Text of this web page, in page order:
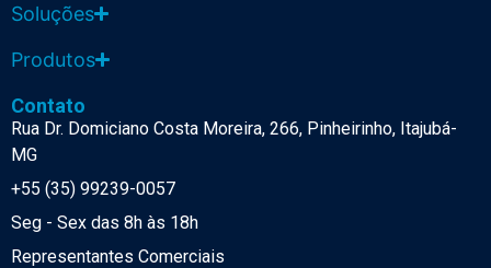
Soluções
Produtos
Contato
Rua Dr. Domiciano Costa Moreira, 266, Pinheirinho, Itajubá-
MG
+55 (35) 99239-0057
Seg - Sex das 8h às 18h
Representantes Comerciais